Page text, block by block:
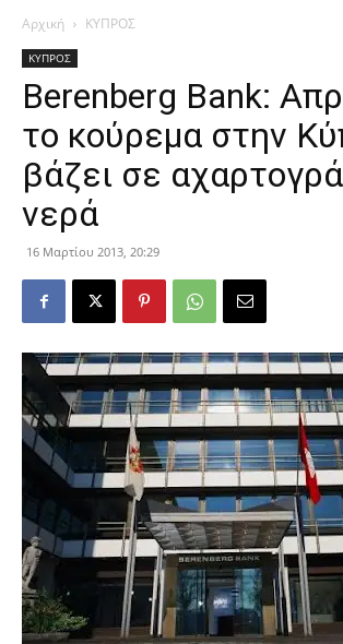
Αρχική ΚΥΠΡΟΣ
ΚΥΠΡΟΣ
Berenberg Bank:
το κούρεμα στην
βάζει σε
νερά
16 Μαρτίου 2013, 20:29